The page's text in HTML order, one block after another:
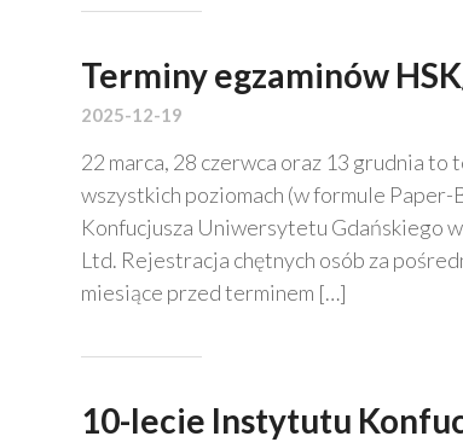
Terminy egzaminów
2025-12-19
22 marca, 28 czerwca oraz 13 grudnia to
wszystkich poziomach (w formule
Konfucjusza Uniwersytetu Gdańskiego
Ltd. Rejestracja chętnych osób za
miesiące przed terminem […]
10-lecie Instytutu